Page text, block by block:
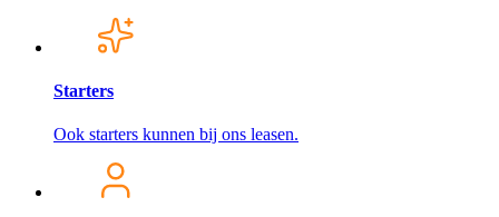
Starters
Ook starters kunnen bij ons leasen.